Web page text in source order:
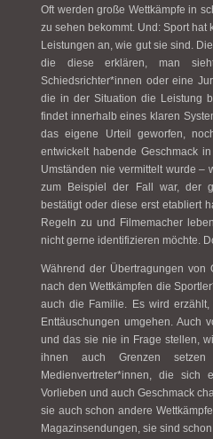
Oft werden große Wettkämpfe in
zu sehen bekommt. Und: Sport
Leistungen an, wie gut sie sind.
die diese erklären, man
Schiedsrichter*innen oder eine
die in der Situation die Leistung
findet innerhalb eines klaren
das eigene Urteil geworfen,
entwickelt habende Geschmack
Umständen nie vermittelt wurde –
zum Beispiel der Fall war, der
bestätigt oder diese erst etabliert
Regeln zu und Filmemacher
nicht gerne identifizieren möchte.
Während der Übertragungen von
nach den Wettkämpfen die
auch die Familie. Es wird
Enttäuschungen umgehen. Auch
und das sie nie in Frage stellen,
ihnen auch Grenzen
Medienvertreter*innen, die sich
Vorlieben und auch Geschmack
sie auch schon andere
Magazinsendungen, sie sind